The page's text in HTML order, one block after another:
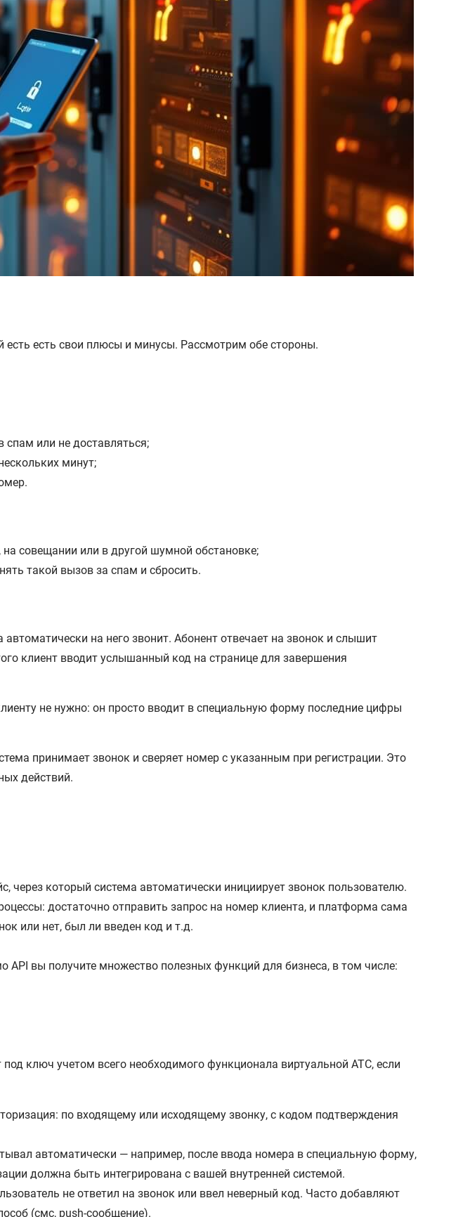
есть есть свои плюсы и минусы. Рассмотрим обе стороны.
или не доставляться;
минут;
совещании или в другой шумной обстановке;
такой вызов за спам и сбросить.
на него звонит. Абонент отвечает на звонок и слышит
клиент вводит услышанный код на странице для завершения
не нужно: он просто вводит в специальную форму последние цифры
принимает звонок и сверяет номер с указанным при регистрации. Это
действий.
через который система автоматически инициирует звонок пользователю.
достаточно отправить запрос на номер клиента, и платформа сама
или нет, был ли введен код и т.д.
API вы получите множество полезных функций для бизнеса, в том числе:
ключ учетом всего необходимого функционала виртуальной АТС, если
по входящему или исходящему звонку, с кодом подтверждения
автоматически — например, после ввода номера в специальную форму,
должна быть интегрирована с вашей внутренней системой.
не ответил на звонок или ввел неверный код. Часто добавляют
(смс, push-сообщение).